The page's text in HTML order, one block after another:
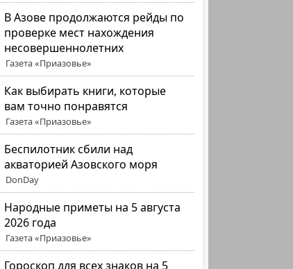
В Азове продолжаются рейды по
проверке мест нахождения
несовершеннолетних
Газета «Приазовье»
Как выбирать книги, которые
вам точно понравятся
Газета «Приазовье»
Беспилотник сбили над
акваторией Азовского моря
DonDay
Народные приметы на 5 августа
2026 года
Газета «Приазовье»
Гороскоп для всех знаков на 5